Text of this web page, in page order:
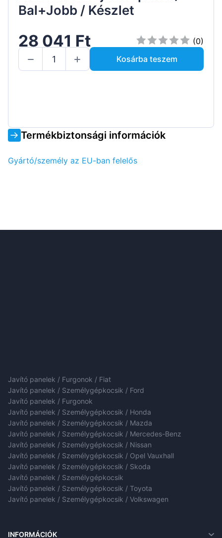
Bal+Jobb / Készlet
28 041 Ft
(0)
Kosárba teszem
Termékbiztonsági információk
Gyártó/személy az EU-ban felelős
Javító panelek / Furgonok / Fiat
Javító panelek / Személygépkocsik / Ford
Javító panelek / Furgonok
Javító panelek / Személygépkocsik / Honda
Javító panelek / Személygépkocsik / Mazda
Javító panelek / Személygépkocsik / Mercedes-Benz
Javító panelek / Személygépkocsik / Nissan
Javító panelek / Személygépkocsik / Opel Vauxhall
Javító panelek / Személygépkocsik / Skoda
Javító panelek / Személygépkocsik
Javító panelek / Személygépkocsik / Toyota
Javító panelek / Személygépkocsik / Volkswagen
INFORMÁCIÓK